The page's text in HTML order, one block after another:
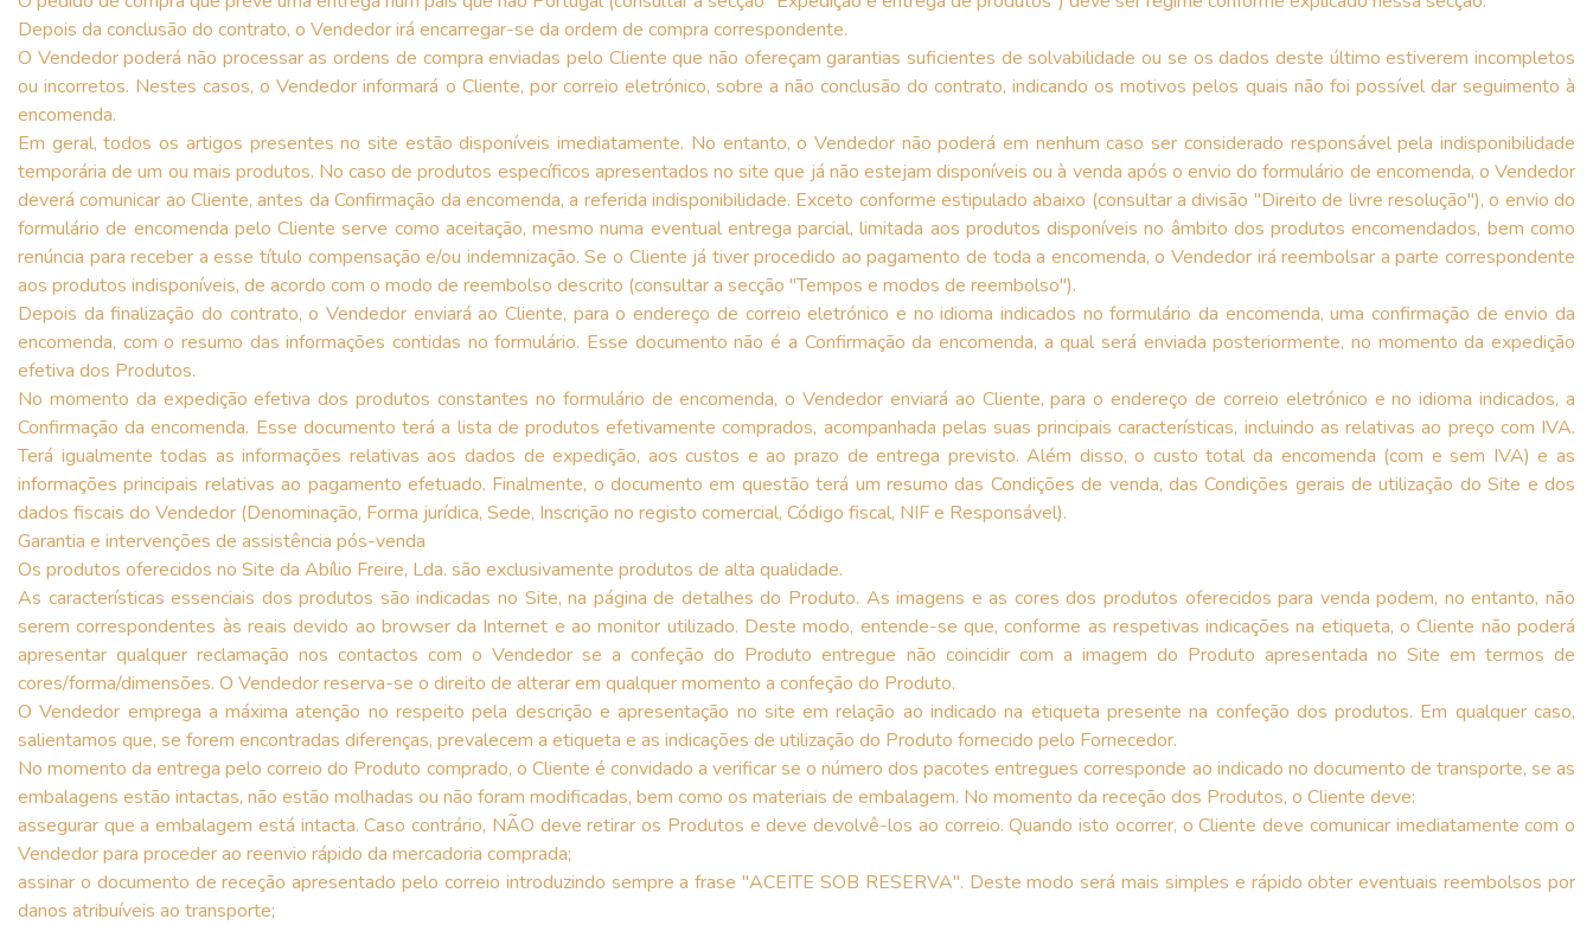
Depois da conclusão do contrato, o Vendedor irá encarregar-se da ordem de compra correspondente.
O Vendedor poderá não processar as ordens de compra enviadas pelo Cliente que não ofereçam garantias suficientes de solvabilidade ou se os dados deste último estiverem incompletos
ou incorretos. Nestes casos, o Vendedor informará o Cliente, por correio eletrónico, sobre a não conclusão do contrato, indicando os motivos pelos quais não foi possível dar seguimento à
encomenda.
Em geral, todos os artigos presentes no site estão disponíveis imediatamente. No entanto, o Vendedor não poderá em nenhum caso ser considerado responsável pela indisponibilidade
temporária de um ou mais produtos. No caso de produtos específicos apresentados no site que já não estejam disponíveis ou à venda após o envio do formulário de encomenda, o Vendedor
deverá comunicar ao Cliente, antes da Confirmação da encomenda, a referida indisponibilidade. Exceto conforme estipulado abaixo (consultar a divisão "Direito de livre resolução"), o envio do
formulário de encomenda pelo Cliente serve como aceitação, mesmo numa eventual entrega parcial, limitada aos produtos disponíveis no âmbito dos produtos encomendados, bem como
renúncia para receber a esse título compensação e/ou indemnização. Se o Cliente já tiver procedido ao pagamento de toda a encomenda, o Vendedor irá reembolsar a parte correspondente
aos produtos indisponíveis, de acordo com o modo de reembolso descrito (consultar a secção "Tempos e modos de reembolso").
Depois da finalização do contrato, o Vendedor enviará ao Cliente, para o endereço de correio eletrónico e no idioma indicados no formulário da encomenda, uma confirmação de envio da
encomenda, com o resumo das informações contidas no formulário. Esse documento não é a Confirmação da encomenda, a qual será enviada posteriormente, no momento da expedição
efetiva dos Produtos.
No momento da expedição efetiva dos produtos constantes no formulário de encomenda, o Vendedor enviará ao Cliente, para o endereço de correio eletrónico e no idioma indicados, a
Confirmação da encomenda. Esse documento terá a lista de produtos efetivamente comprados, acompanhada pelas suas principais características, incluindo as relativas ao preço com IVA.
Terá igualmente todas as informações relativas aos dados de expedição, aos custos e ao prazo de entrega previsto. Além disso, o custo total da encomenda (com e sem IVA) e as
informações principais relativas ao pagamento efetuado. Finalmente, o documento em questão terá um resumo das Condições de venda, das Condições gerais de utilização do Site e dos
dados fiscais do Vendedor (Denominação, Forma jurídica, Sede, Inscrição no registo comercial, Código fiscal, NIF e Responsável).
Garantia e intervenções de assistência pós-venda
Os produtos oferecidos no Site da Abílio Freire, Lda. são exclusivamente produtos de alta qualidade.
As características essenciais dos produtos são indicadas no Site, na página de detalhes do Produto. As imagens e as cores dos produtos oferecidos para venda podem, no entanto, não
serem correspondentes às reais devido ao browser da Internet e ao monitor utilizado. Deste modo, entende-se que, conforme as respetivas indicações na etiqueta, o Cliente não poderá
apresentar qualquer reclamação nos contactos com o Vendedor se a confeção do Produto entregue não coincidir com a imagem do Produto apresentada no Site em termos de
cores/forma/dimensões. O Vendedor reserva-se o direito de alterar em qualquer momento a confeção do Produto.
O Vendedor emprega a máxima atenção no respeito pela descrição e apresentação no site em relação ao indicado na etiqueta presente na confeção dos produtos. Em qualquer caso,
salientamos que, se forem encontradas diferenças, prevalecem a etiqueta e as indicações de utilização do Produto fornecido pelo Fornecedor.
No momento da entrega pelo correio do Produto comprado, o Cliente é convidado a verificar se o número dos pacotes entregues corresponde ao indicado no documento de transporte, se as
embalagens estão intactas, não estão molhadas ou não foram modificadas, bem como os materiais de embalagem. No momento da receção dos Produtos, o Cliente deve:
assegurar que a embalagem está intacta. Caso contrário, NÃO deve retirar os Produtos e deve devolvê-los ao correio. Quando isto ocorrer, o Cliente deve comunicar imediatamente com o
Vendedor para proceder ao reenvio rápido da mercadoria comprada;
assinar o documento de receção apresentado pelo correio introduzindo sempre a frase "ACEITE SOB RESERVA". Deste modo será mais simples e rápido obter eventuais reembolsos por
danos atribuíveis ao transporte;